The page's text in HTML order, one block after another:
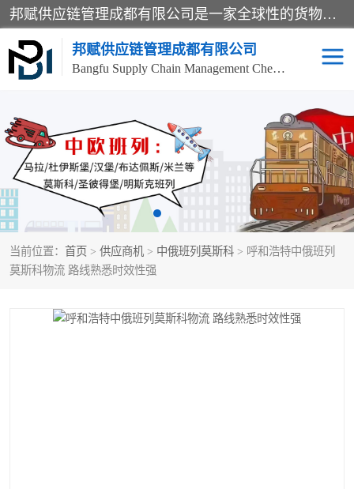
邦赋供应链管理成都有限公司是一家全球性的货物运输代理公司，主要从事：波兰中欧班列、德国中欧班列、出口莫斯科班列、中欧班列进口、蓉欧铁路、成都出口空运等业务，同时亦提供报关、报检、仓储、码头操作等服务。
邦赋供应链管理成都有限公司
Bangfu Supply Chain Management Chengdu Co.,LTD
当前位置： 首页 > 供应商机 > 中俄班列莫斯科 > 呼和浩特中俄班列
莫斯科物流 路线熟悉时效性强
进出口门到门 成都中欧班列
国际汽运 国际空运
食品进口物流清关 南美海运